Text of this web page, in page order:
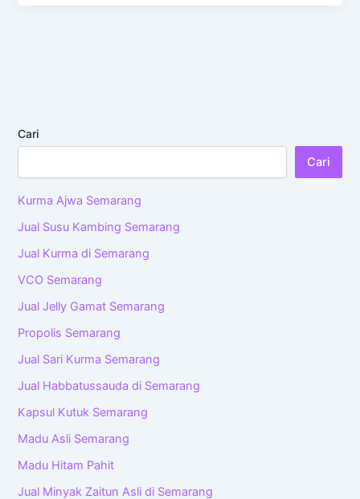
Cari
Cari
Kurma Ajwa Semarang
Jual Susu Kambing Semarang
Jual Kurma di Semarang
VCO Semarang
Jual Jelly Gamat Semarang
Propolis Semarang
Jual Sari Kurma Semarang
Jual Habbatussauda di Semarang
Kapsul Kutuk Semarang
Madu Asli Semarang
Madu Hitam Pahit
Jual Minyak Zaitun Asli di Semarang